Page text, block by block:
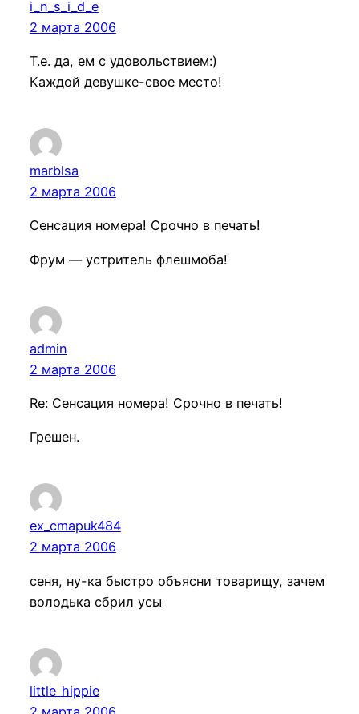
i_n_s_i_d_e
2 марта 2006
Т.е. да, ем с удовольствием:)
Каждой девушке-свое место!
marblsa
2 марта 2006
Сенсация номера! Срочно в печать!
Фрум — устритель флешмоба!
admin
2 марта 2006
Re: Сенсация номера! Срочно в печать!
Грешен.
ex_cmapuk484
2 марта 2006
сеня, ну-ка быстро объясни товарищу, зачем
володька сбрил усы
little_hippie